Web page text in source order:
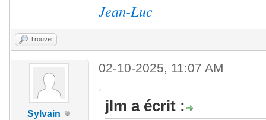
Jean-Luc
Trouver
Sylvain
02-10-2025, 11:07 AM
jlm a écrit :